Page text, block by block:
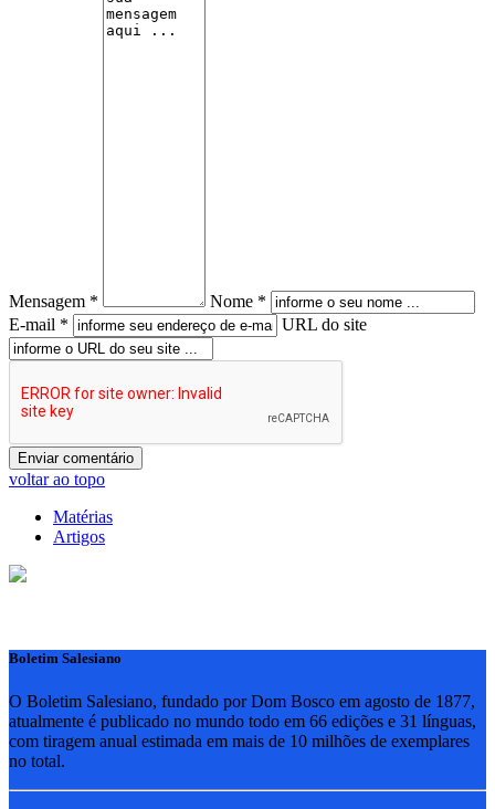
Mensagem *
Nome *
E-mail *
URL do site
voltar ao topo
Matérias
Artigos
Boletim Salesiano
O Boletim Salesiano, fundado por Dom Bosco em agosto de 1877,
atualmente é publicado no mundo todo em 66 edições e 31 línguas,
com tiragem anual estimada em mais de 10 milhões de exemplares
no total.